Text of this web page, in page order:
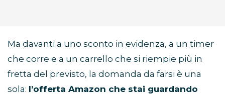
Ma davanti a uno sconto in evidenza, a un timer
che corre e a un carrello che si riempie più in
fretta del previsto, la domanda da farsi è una
sola: l’offerta Amazon che stai guardando